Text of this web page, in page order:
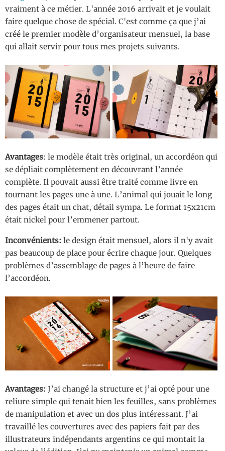
vraiment à ce métier. L'année 2016 arrivait et je voulait
faire quelque chose de spécial. C'est comme ça que j’ai
créé le premier modèle d’organisateur mensuel, la base
qui allait servir pour tous mes projets suivants.
Avantages: le modèle était très original, un accordéon qui
se dépliait complètement en découvrant l’année
complète. Il pouvait aussi être traité comme livre en
tournant les pages une à une. L’animal qui jouait le long
des pages était un chat, détail sympa. Le format 15x21cm
était nickel pour l’emmener partout.
Inconvénients: le design était mensuel, alors il n'y avait
pas beaucoup de place pour écrire chaque jour. Quelques
problèmes d’assemblage de pages à l’heure de faire
l’accordéon.
Avantages: J’ai changé la structure et j’ai opté pour une
reliure simple qui tenait bien les feuilles, sans problèmes
de manipulation et avec un dos plus intéressant. J’ai
travaillé les couvertures avec des papiers fait par des
illustrateurs indépendants argentins ce qui montait la